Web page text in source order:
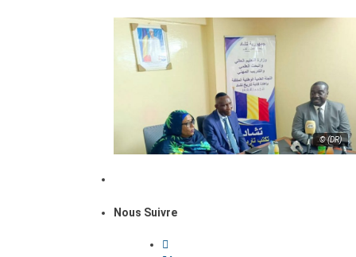
© (DR)
Nous Suivre